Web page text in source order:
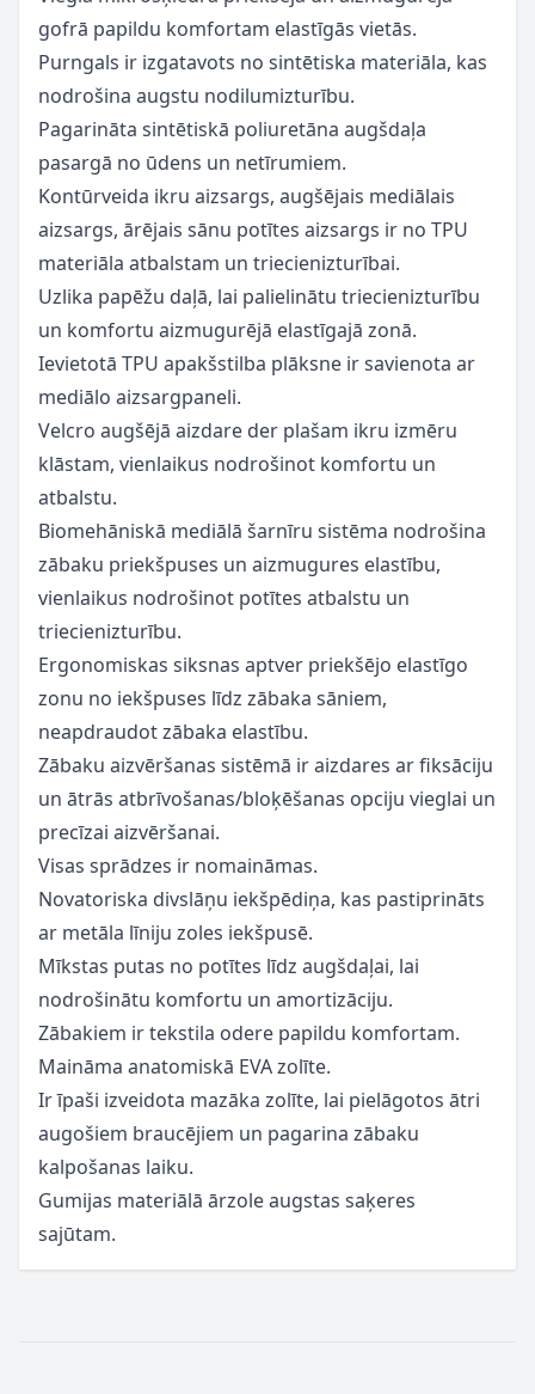
gofrā papildu komfortam elastīgās vietās.
Purngals ir izgatavots no sintētiska materiāla, kas
nodrošina augstu nodilumizturību.
Pagarināta sintētiskā poliuretāna augšdaļa
pasargā no ūdens un netīrumiem.
Kontūrveida ikru aizsargs, augšējais mediālais
aizsargs, ārējais sānu potītes aizsargs ir no TPU
materiāla atbalstam un triecienizturībai.
Uzlika papēžu daļā, lai palielinātu triecienizturību
un komfortu aizmugurējā elastīgajā zonā.
Ievietotā TPU apakšstilba plāksne ir savienota ar
mediālo aizsargpaneli.
Velcro augšējā aizdare der plašam ikru izmēru
klāstam, vienlaikus nodrošinot komfortu un
atbalstu.
Biomehāniskā mediālā šarnīru sistēma nodrošina
zābaku priekšpuses un aizmugures elastību,
vienlaikus nodrošinot potītes atbalstu un
triecienizturību.
Ergonomiskas siksnas aptver priekšējo elastīgo
zonu no iekšpuses līdz zābaka sāniem,
neapdraudot zābaka elastību.
Zābaku aizvēršanas sistēmā ir aizdares ar fiksāciju
un ātrās atbrīvošanas/bloķēšanas opciju vieglai un
precīzai aizvēršanai.
Visas sprādzes ir nomaināmas.
Novatoriska divslāņu iekšpēdiņa, kas pastiprināts
ar metāla līniju zoles iekšpusē.
Mīkstas putas no potītes līdz augšdaļai, lai
nodrošinātu komfortu un amortizāciju.
Zābakiem ir tekstila odere papildu komfortam.
Maināma anatomiskā EVA zolīte.
Ir īpaši izveidota mazāka zolīte, lai pielāgotos ātri
augošiem braucējiem un pagarina zābaku
kalpošanas laiku.
Gumijas materiālā ārzole augstas saķeres
sajūtam.